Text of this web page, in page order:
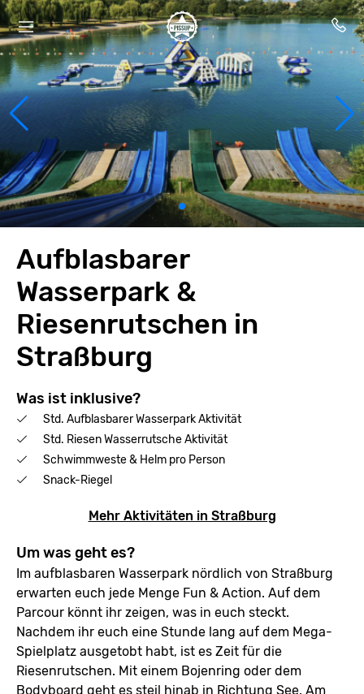
Aufblasbarer
Wasserpark &
Riesenrutschen in
Straßburg
Was ist inklusive?
Std. Aufblasbarer Wasserpark Aktivität
Std. Riesen Wasserrutsche Aktivität
Schwimmweste & Helm pro Person
Snack-Riegel
Mehr Aktivitäten in Straßburg
Um was geht es?
Im aufblasbaren Wasserpark nördlich von Straßburg
erwarten euch jede Menge Fun & Action. Auf dem
Parcour könnt ihr zeigen, was in euch steckt.
Nachdem ihr euch eine Stunde lang auf dem Mega-
Spielplatz ausgetobt habt, ist es Zeit für die
Riesenrutschen. Mit einem Bojenring oder dem
Bodyboard geht es steil hinab in Richtung See. Am